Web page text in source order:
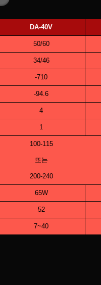
DA-40V
50/60
34/46
-710
-94.6
4
1
100-115
또는
200-240
65W
52
7~40